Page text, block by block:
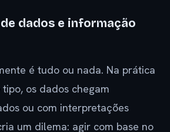
dados e informação
é tudo ou nada. Na prática
os dados chegam
ou com interpretações
um dilema: agir com base no